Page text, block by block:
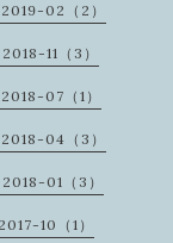
2019-02（2）
2018-11（3）
2018-07（1）
2018-04（3）
2018-01（3）
2017-10（1）